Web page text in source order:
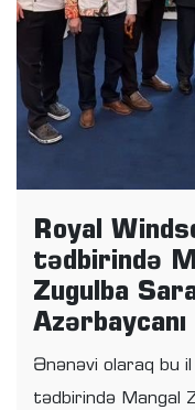
Royal
tədbirində
Zugulba
Ənənəvi olaraq bu
tədbirində Mangal